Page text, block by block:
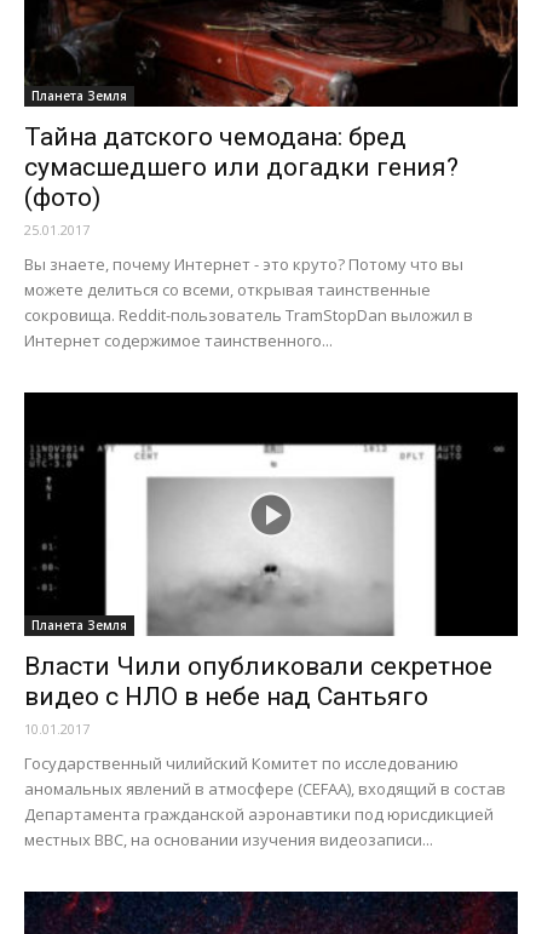
Планета Земля
Тайна датского чемодана: бред
сумасшедшего или догадки гения?
(фото)
25.01.2017
Вы знаете, почему Интернет - это круто? Потому что вы
можете делиться со всеми, открывая таинственные
сокровища. Reddit-пользователь TramStopDan выложил в
Интернет содержимое таинственного...
Планета Земля
Власти Чили опубликовали секретное
видео с НЛО в небе над Сантьяго
10.01.2017
Государственный чилийский Комитет по исследованию
аномальных явлений в атмосфере (CEFAA), входящий в состав
Департамента гражданской аэронавтики под юрисдикцией
местных ВВС, на основании изучения видеозаписи...